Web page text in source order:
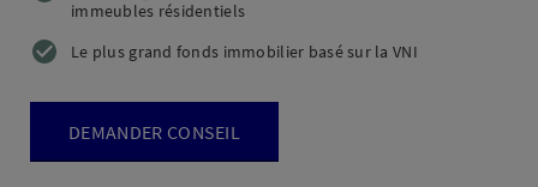
immeubles résidentiels
Le plus grand fonds immobilier basé sur la VNI
DEMANDER CONSEIL